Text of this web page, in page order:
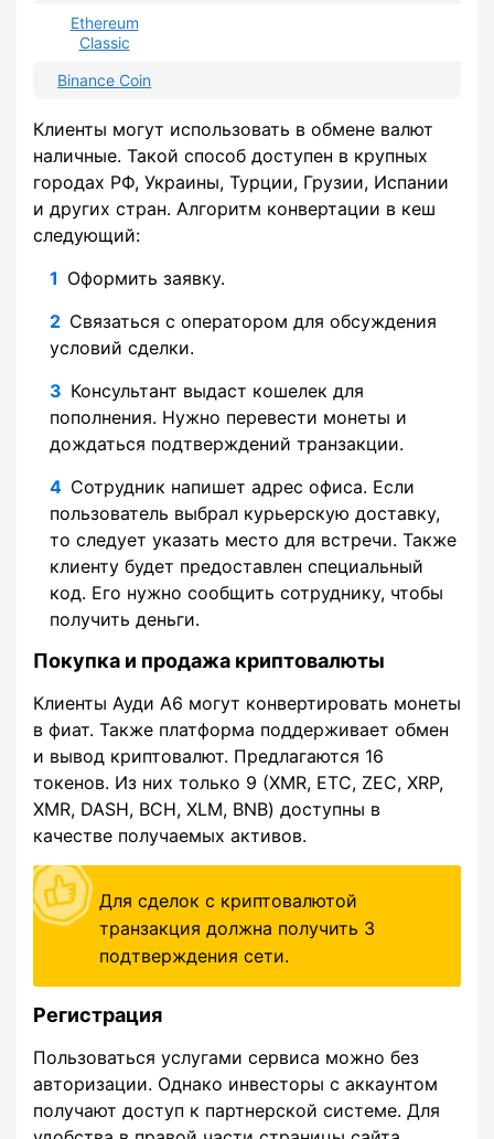
Ethereum
Classic
Binance Coin
Клиенты могут использовать в обмене валют
наличные. Такой способ доступен в крупных
городах РФ, Украины, Турции, Грузии, Испании
и других стран. Алгоритм конвертации в кеш
следующий:
Оформить заявку.
Связаться с оператором для обсуждения
условий сделки.
Консультант выдаст кошелек для
пополнения. Нужно перевести монеты и
дождаться подтверждений транзакции.
Сотрудник напишет адрес офиса. Если
пользователь выбрал курьерскую доставку,
то следует указать место для встречи. Также
клиенту будет предоставлен специальный
код. Его нужно сообщить сотруднику, чтобы
получить деньги.
Покупка и продажа криптовалюты
Клиенты Ауди А6 могут конвертировать монеты
в фиат. Также платформа поддерживает обмен
и вывод криптовалют. Предлагаются 16
токенов. Из них только 9 (XMR, ETC, ZEC, XRP,
XMR, DASH, BCH, XLM, BNB) доступны в
качестве получаемых активов.
Для сделок с криптовалютой
транзакция должна получить 3
подтверждения сети.
Регистрация
Пользоваться услугами сервиса можно без
авторизации. Однако инвесторы с аккаунтом
получают доступ к партнерской системе. Для